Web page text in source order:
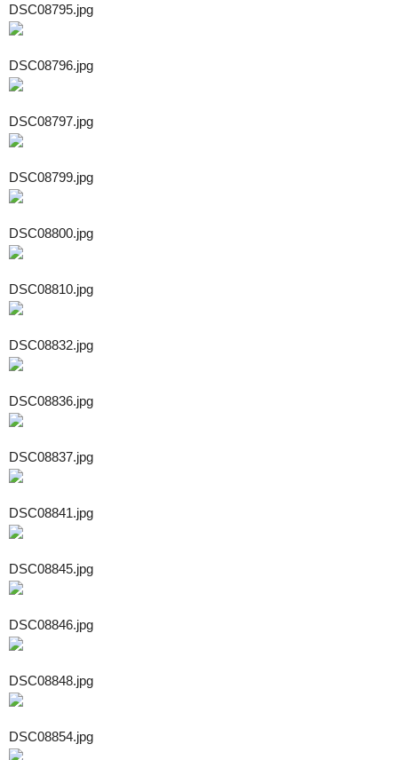
DSC08795.jpg
DSC08796.jpg
DSC08797.jpg
DSC08799.jpg
DSC08800.jpg
DSC08810.jpg
DSC08832.jpg
DSC08836.jpg
DSC08837.jpg
DSC08841.jpg
DSC08845.jpg
DSC08846.jpg
DSC08848.jpg
DSC08854.jpg